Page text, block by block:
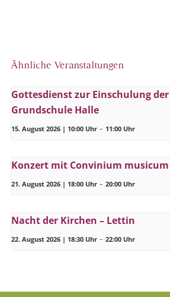
Ähnliche Veranstaltungen
Gottesdienst zur Einschulung der
Grundschule Halle
15. August 2026 | 10:00 Uhr – 11:00 Uhr
Konzert mit Convinium musicum
21. August 2026 | 18:00 Uhr – 20:00 Uhr
Nacht der Kirchen – Lettin
22. August 2026 | 18:30 Uhr – 22:00 Uhr